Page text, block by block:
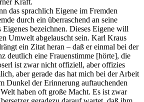
das sprachlich Eigene im Fremden
durch ein überraschend an seine
bezeichnen. Dieses Eigene will
Umwelt abgelauscht sein. Karl Kraus
ein Zitat heran – daß er einmal bei der
deutlich eine Frauenstimme [hörte], die
ist zwar nicht offiziell, aber offizies
aber gerade das hat mich bei der Arbeit
Dunkel der Erinnerung auftauchenden
haben oft große Macht. Es ist zwar